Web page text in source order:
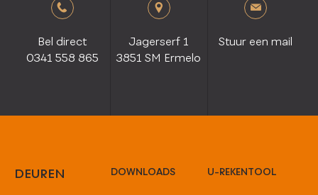
Bel direct
0341 558 865
Jagerserf 1
3851 SM Ermelo
Stuur een mail
DEUREN DOWNLOADS U-REKENTOOL